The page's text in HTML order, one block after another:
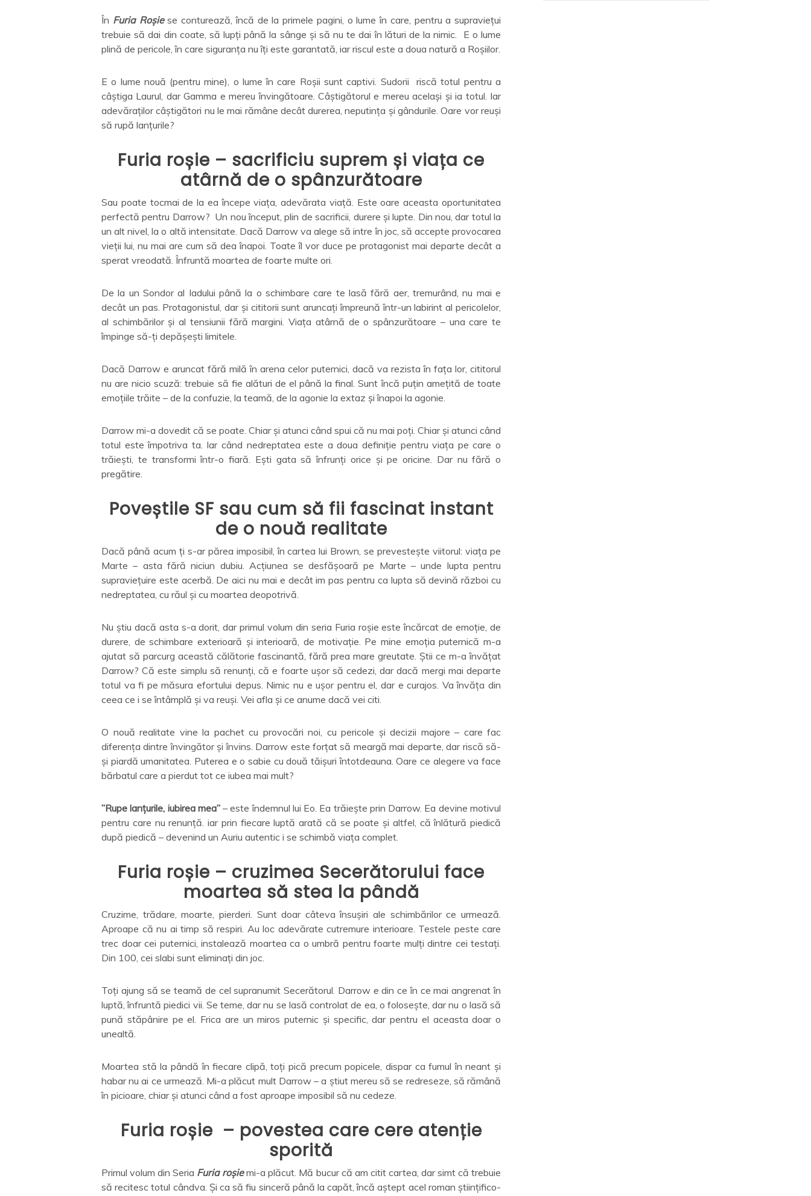
În Furia Roșiese conturează, încă de la primele pagini, o lume în care, pentru a supraviețui
trebuie să dai din coate, să lupți până la sânge și să nu te dai în lături de la nimic. E o lume
plină de pericole, în care siguranța nu îți este garantată, iar riscul este a doua natură a Roșiilor.
E o lume nouă (pentru mine), o lume în care Roșii sunt captivi. Sudorii riscă totul pentru a
câștiga Laurul, dar Gamma e mereu învingătoare. Câștigătorul e mereu același și ia totul. Iar
adevăraților câștigători nu le mai rămâne decât durerea, neputința și gândurile. Oare vor reuși
să rupă lanțurile?
Furia roșie – sacrificiu suprem și viața ce
atârnă de o spânzurătoare
Sau poate tocmai de la ea începe viața, adevărata viață. Este oare aceasta oportunitatea
perfectă pentru Darrow? Un nou început, plin de sacrificii, durere și lupte. Din nou, dar totul la
un alt nivel, la o altă intensitate. Dacă Darrow va alege să intre în joc, să accepte provocarea
vieții lui, nu mai are cum să dea înapoi. Toate îl vor duce pe protagonist mai departe decât a
sperat vreodată. Înfruntă moartea de foarte multe ori.
De la un Sondor al Iadului până la o schimbare care te lasă fără aer, tremurând, nu mai e
decât un pas. Protagonistul, dar și cititorii sunt aruncați împreună într-un labirint al pericolelor,
al schimbărilor și al tensiunii fără margini. Viața atârnă de o spânzurătoare – una care te
împinge să-ți depășești limitele.
Dacă Darrow e aruncat fără milă în arena celor puternici, dacă va rezista în fața lor, cititorul
nu are nicio scuză: trebuie să fie alături de el până la final. Sunt încă puțin amețită de toate
emoțiile trăite – de la confuzie, la teamă, de la agonie la extaz și înapoi la agonie.
Darrow mi-a dovedit că se poate. Chiar și atunci când spui că nu mai poți. Chiar și atunci când
totul este împotriva ta. Iar când nedreptatea este a doua definiție pentru viața pe care o
trăiești, te transformi într-o fiară. Ești gata să înfrunți orice și pe oricine. Dar nu fără o
pregătire.
Poveștile SF sau cum să fii fascinat instant
de o nouă realitate
Dacă până acum ți s-ar părea imposibil, în cartea lui Brown, se prevestește viitorul: viața pe
Marte – asta fără niciun dubiu. Acțiunea se desfășoară pe Marte – unde lupta pentru
supraviețuire este acerbă. De aici nu mai e decât im pas pentru ca lupta să devină război cu
nedreptatea, cu răul și cu moartea deopotrivă.
Nu știu dacă asta s-a dorit, dar primul volum din seria Furia roșie este încărcat de emoție, de
durere, de schimbare exterioară și interioară, de motivație. Pe mine emoția puternică m-a
ajutat să parcurg această călătorie fascinantă, fără prea mare greutate. Știi ce m-a învățat
Darrow? Că este simplu să renunți, că e foarte ușor să cedezi, dar dacă mergi mai departe
totul va fi pe măsura efortului depus. Nimic nu e ușor pentru el, dar e curajos. Va învăța din
ceea ce i se întâmplă și va reuși. Vei afla și ce anume dacă vei citi.
O nouă realitate vine la pachet cu provocări noi, cu pericole și decizii majore – care fac
diferența dintre învingător și învins. Darrow este forțat să meargă mai departe, dar riscă să-
și piardă umanitatea. Puterea e o sabie cu două tăișuri întotdeauna. Oare ce alegere va face
bărbatul care a pierdut tot ce iubea mai mult?
”Rupe lanțurile, iubirea mea”– este îndemnul lui Eo. Ea trăiește prin Darrow. Ea devine motivul
pentru care nu renunță. iar prin fiecare luptă arată că se poate și altfel, că înlătură piedică
după piedică – devenind un Auriu autentic i se schimbă viața complet.
Furia roșie – cruzimea Secerătorului face
moartea să stea la pândă
Cruzime, trădare, moarte, pierderi. Sunt doar câteva însușiri ale schimbărilor ce urmează.
Aproape că nu ai timp să respiri. Au loc adevărate cutremure interioare. Testele peste care
trec doar cei puternici, instalează moartea ca o umbră pentru foarte mulți dintre cei testați.
Din 100, cei slabi sunt eliminați din joc.
Toți ajung să se teamă de cel supranumit Secerătorul. Darrow e din ce în ce mai angrenat în
luptă, înfruntă piedici vii. Se teme, dar nu se lasă controlat de ea, o folosește, dar nu o lasă să
pună stăpânire pe el. Frica are un miros puternic și specific, dar pentru el aceasta doar o
unealtă.
Moartea stă la pândă în fiecare clipă, toți pică precum popicele, dispar ca fumul în neant și
habar nu ai ce urmează. Mi-a plăcut mult Darrow – a știut mereu să se redreseze, să rămână
în picioare, chiar și atunci când a fost aproape imposibil să nu cedeze.
Furia roșie – povestea care cere atenție
sporită
Primul volum din Seria Furia roșiemi-a plăcut. Mă bucur că am citit cartea, dar simt că trebuie
să recitesc totul cândva. Și ca să fiu sinceră până la capăt, încă aștept acel roman științifico-